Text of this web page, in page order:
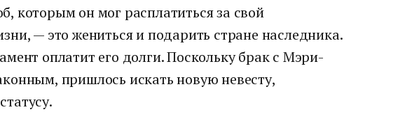
которым он мог расплатиться за свой
— это жениться и подарить стране наследника.
оплатит его долги. Поскольку брак с Мэри-
пришлось искать новую невесту,